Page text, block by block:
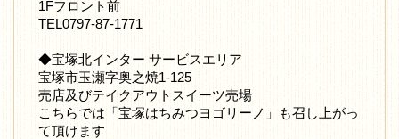
1Fフロント前
TEL0797-87-1771
◆宝塚北インター サービスエリア
宝塚市玉瀬字奥之焼1-125
売店及びテイクアウトスイーツ売場
こちらでは「宝塚はちみつヨゴリーノ」も召し上がっ
て頂けます